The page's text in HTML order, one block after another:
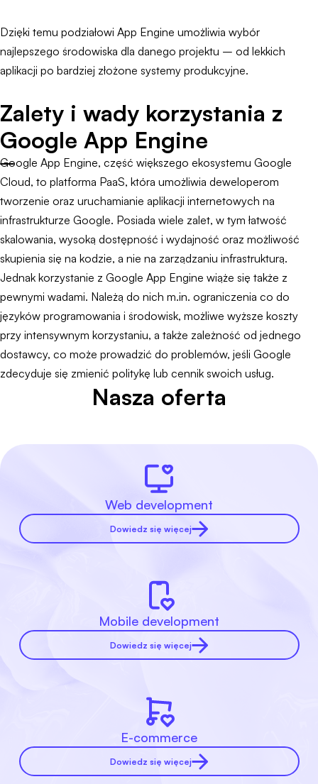
Dzięki temu podziałowi App Engine umożliwia wybór
najlepszego środowiska dla danego projektu – od lekkich
aplikacji po bardziej złożone systemy produkcyjne.
Zalety i wady korzystania z
Google App Engine
Google App Engine, część większego ekosystemu Google
Cloud, to platforma PaaS, która umożliwia deweloperom
tworzenie oraz uruchamianie aplikacji internetowych na
infrastrukturze Google. Posiada wiele zalet, w tym łatwość
skalowania, wysoką dostępność i wydajność oraz możliwość
skupienia się na kodzie, a nie na zarządzaniu infrastrukturą.
Jednak korzystanie z Google App Engine wiąże się także z
pewnymi wadami. Należą do nich m.in. ograniczenia co do
języków programowania i środowisk, możliwe wyższe koszty
przy intensywnym korzystaniu, a także zależność od jednego
dostawcy, co może prowadzić do problemów, jeśli Google
zdecyduje się zmienić politykę lub cennik swoich usług.
Nasza oferta
Web development
Dowiedz się więcej
Mobile development
Dowiedz się więcej
E-commerce
Dowiedz się więcej